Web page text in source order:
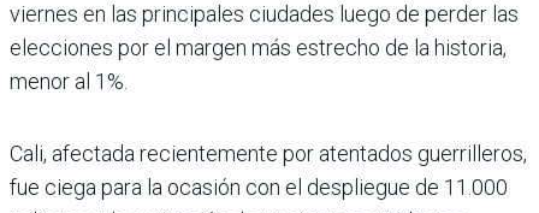
viernes en las principales ciudades luego de perder las
elecciones por el margen más estrecho de la historia,
menor al 1%.
Cali, afectada recientemente por atentados guerrilleros,
fue ciega para la ocasión con el despliegue de 11.000